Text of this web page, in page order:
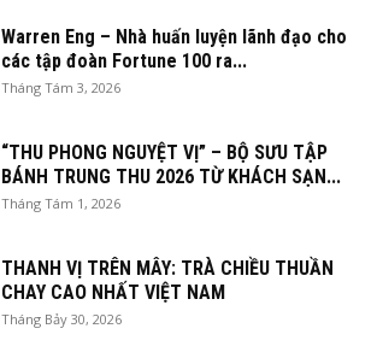
Warren Eng – Nhà huấn luyện lãnh đạo cho
các tập đoàn Fortune 100 ra...
Tháng Tám 3, 2026
“THU PHONG NGUYỆT VỊ” – BỘ SƯU TẬP
BÁNH TRUNG THU 2026 TỪ KHÁCH SẠN...
Tháng Tám 1, 2026
THANH VỊ TRÊN MÂY: TRÀ CHIỀU THUẦN
CHAY CAO NHẤT VIỆT NAM
Tháng Bảy 30, 2026